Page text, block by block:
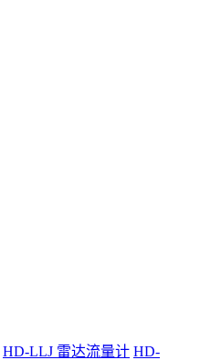
HD-LLJ 雷达流量计 HD-